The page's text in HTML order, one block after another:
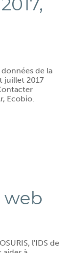
de la
juillet 2017
Ecobio.
web
l'IDS de